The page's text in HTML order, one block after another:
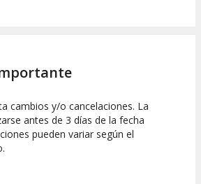
cambios y/o cancelaciones. La
antes de 3 días de la fecha
pueden variar según el